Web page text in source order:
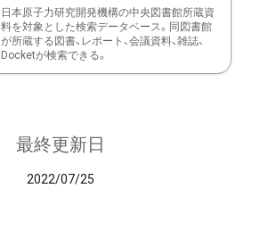
日本原子力研究開発機構の中央図書館所蔵資
料を対象とした検索データベース。同図書館
が所蔵する図書、レポート、会議資料、雑誌、
Docketが検索できる。
最終更新日
2022/07/25